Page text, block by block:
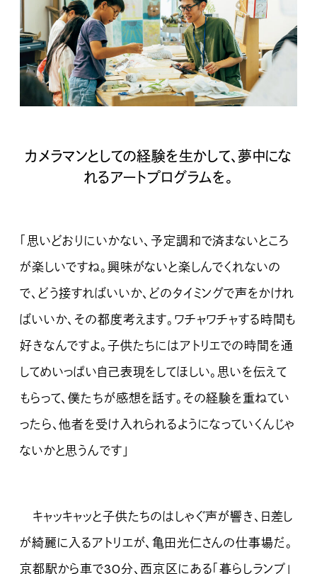
カメラマンとしての経験を生かして、夢中にな
れるアートプログラムを。
「思いどおりにいかない、予定調和で済まないところ
が楽しいですね。興味がないと楽しんでくれないの
で、どう接すればいいか、どのタイミングで声をかけれ
ばいいか、その都度考えます。ワチャワチャする時間も
好きなんですよ。子供たちにはアトリエでの時間を通
してめいっぱい自己表現をしてほしい。思いを伝えて
もらって、僕たちが感想を話す。その経験を重ねてい
ったら、他者を受け入れられるようになっていくんじゃ
ないかと思うんです」
キャッキャッと子供たちのはしゃぐ声が響き、日差し
が綺麗に入るアトリエが、亀田光仁さんの仕事場だ。
京都駅から車で30分、西京区にある「暮らしランプ」